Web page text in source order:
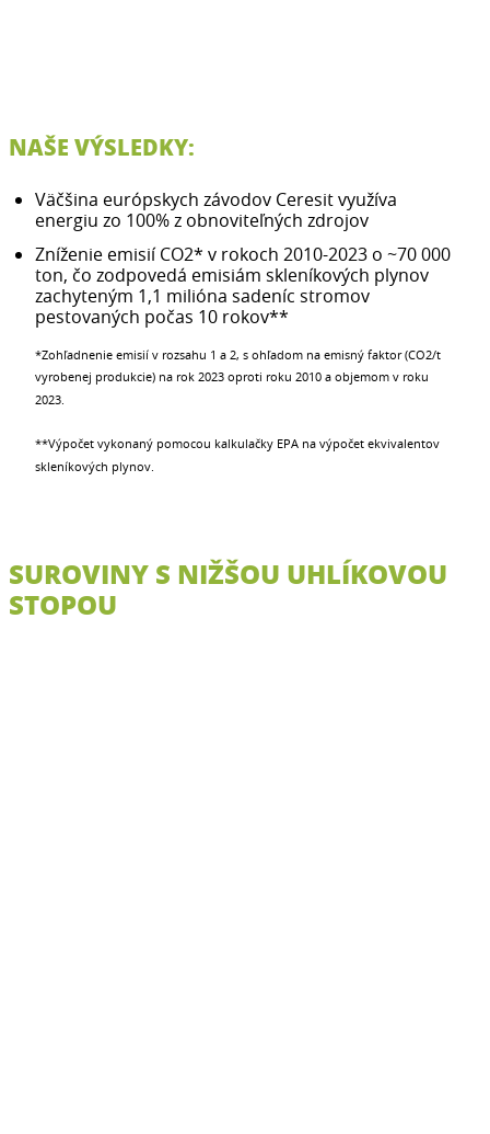
NAŠE VÝSLEDKY:
Väčšina európskych závodov Ceresit využíva
energiu zo 100% z obnoviteľných zdrojov
Zníženie emisií CO2* v rokoch 2010-2023 o ~70 000
ton, čo zodpovedá emisiám skleníkových plynov
zachyteným 1,1 milióna sadeníc stromov
pestovaných počas 10 rokov**
*Zohľadnenie emisií v rozsahu 1 a 2, s ohľadom na emisný faktor (CO2/t
vyrobenej produkcie) na rok 2023 oproti roku 2010 a objemom v roku
2023.
**Výpočet vykonaný pomocou kalkulačky EPA na výpočet ekvivalentov
skleníkových plynov.
SUROVINY S NIŽŠOU UHLÍKOVOU
STOPOU